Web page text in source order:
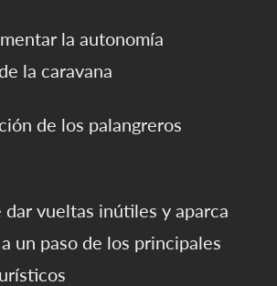
la autonomía
la caravana
de los palangreros
vueltas inútiles y aparca
un paso de los principales